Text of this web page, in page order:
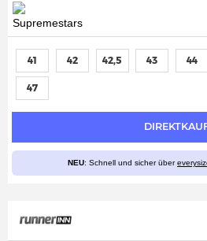
NEU: Schnell und sicher über
41 42 42,5 43 44
47